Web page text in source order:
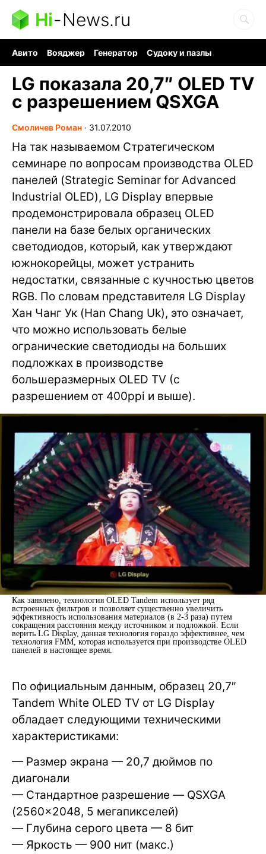
Hi-News.ru
Авито Вояджер Генератор
Судоку и пазлы
LG показала 20,7″ OLED TV
с разрешением QSXGA
Смоличев Роман ∙ 31.07.2010
На так называемом Стратегическом
семинаре по вопросам производства OLED
панелей (Strategic Seminar for Advanced
Industrial OLED), LG Display впервые
продемонстрировала образец OLED
панели на базе белых органических
светодиодов, который, как утверждают
южнокорейцы, может устранить
недостатки, связанные с кучностью цветов
RGB. По словам представителя LG Display
Хан Чанг Ук (Han Chang Uk), это означает,
что можно использовать белые
огранические светодиоды на больших
подложках в производстве
большеразмерных OLED TV (с
разрешением от 400ppi и выше).
Как заявлено, технология OLED Tandem использует ряд
встроенных фильтров и позволяет существенно увеличить
эффективность использования материалов (в 2-3 раза) путем
сокращения расстояния между источником и подложкой. Если
верить LG Display, данная технология гораздо эффективнее, чем
технология FMM, которая используется при производстве OLED
панелей в настоящее время.
По официальным данным, образец 20,7″
Tandem White OLED TV от LG Display
обладает следующими техническими
характеристиками:
— Размер экрана — 20,7 дюймов по
диагонали
— Стандартное разрешение — QSXGA
(2560×2048, 5 мегапикселей)
— Глубина серого цвета — 8 бит
— Яркость — 900 нит (макс.)